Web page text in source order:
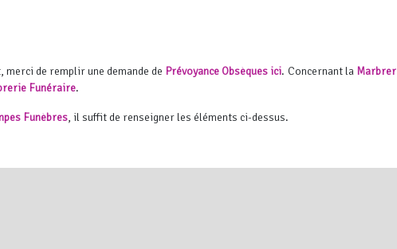
de remplir une demande de Prévoyance Obsèques ici. Concernant la
Funéraire.
Funèbres, il suffit de renseigner les éléments ci-dessus.